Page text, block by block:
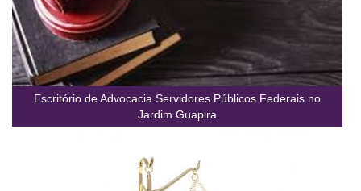
Escritório de Advocacia Servidores Públicos Federais no
Jardim Guapira